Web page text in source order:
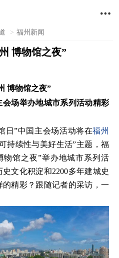

> 福州新闻
博物馆之夜”
博物馆之夜”
场举办地城市系列活动精彩
日”中国主会场活动将在福州
持续性与美好生活”主题，福
物馆之夜”举办地城市系列活
文化积淀和2200多年建城史
精彩？跟随记者的采访，一